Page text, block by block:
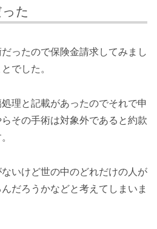
た
ったので保険金請求してみまし
でした。
理と記載があったのでそれで申
その手術は対象外であると約款
いけど世の中のどれだけの人が
だろうかなどと考えてしまいま